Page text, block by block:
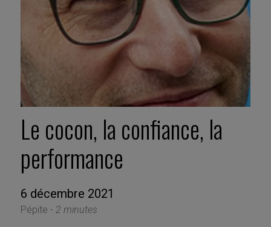
Le cocon, la confiance, la
performance
6 décembre 2021
Pépite - 2 minutes